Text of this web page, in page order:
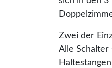
Zwei der
Alle